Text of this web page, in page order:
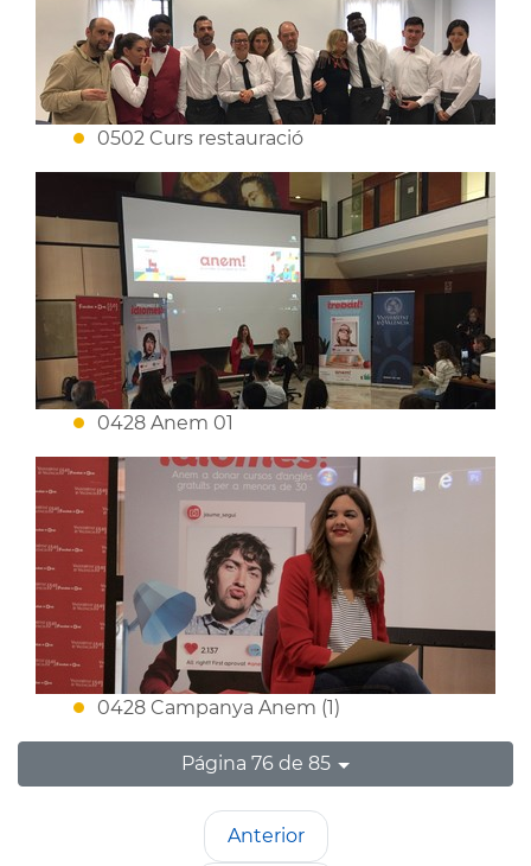
0502 Curs restauració
0428 Anem 01
0428 Campanya Anem (1)
Página 76 de 85
Anterior